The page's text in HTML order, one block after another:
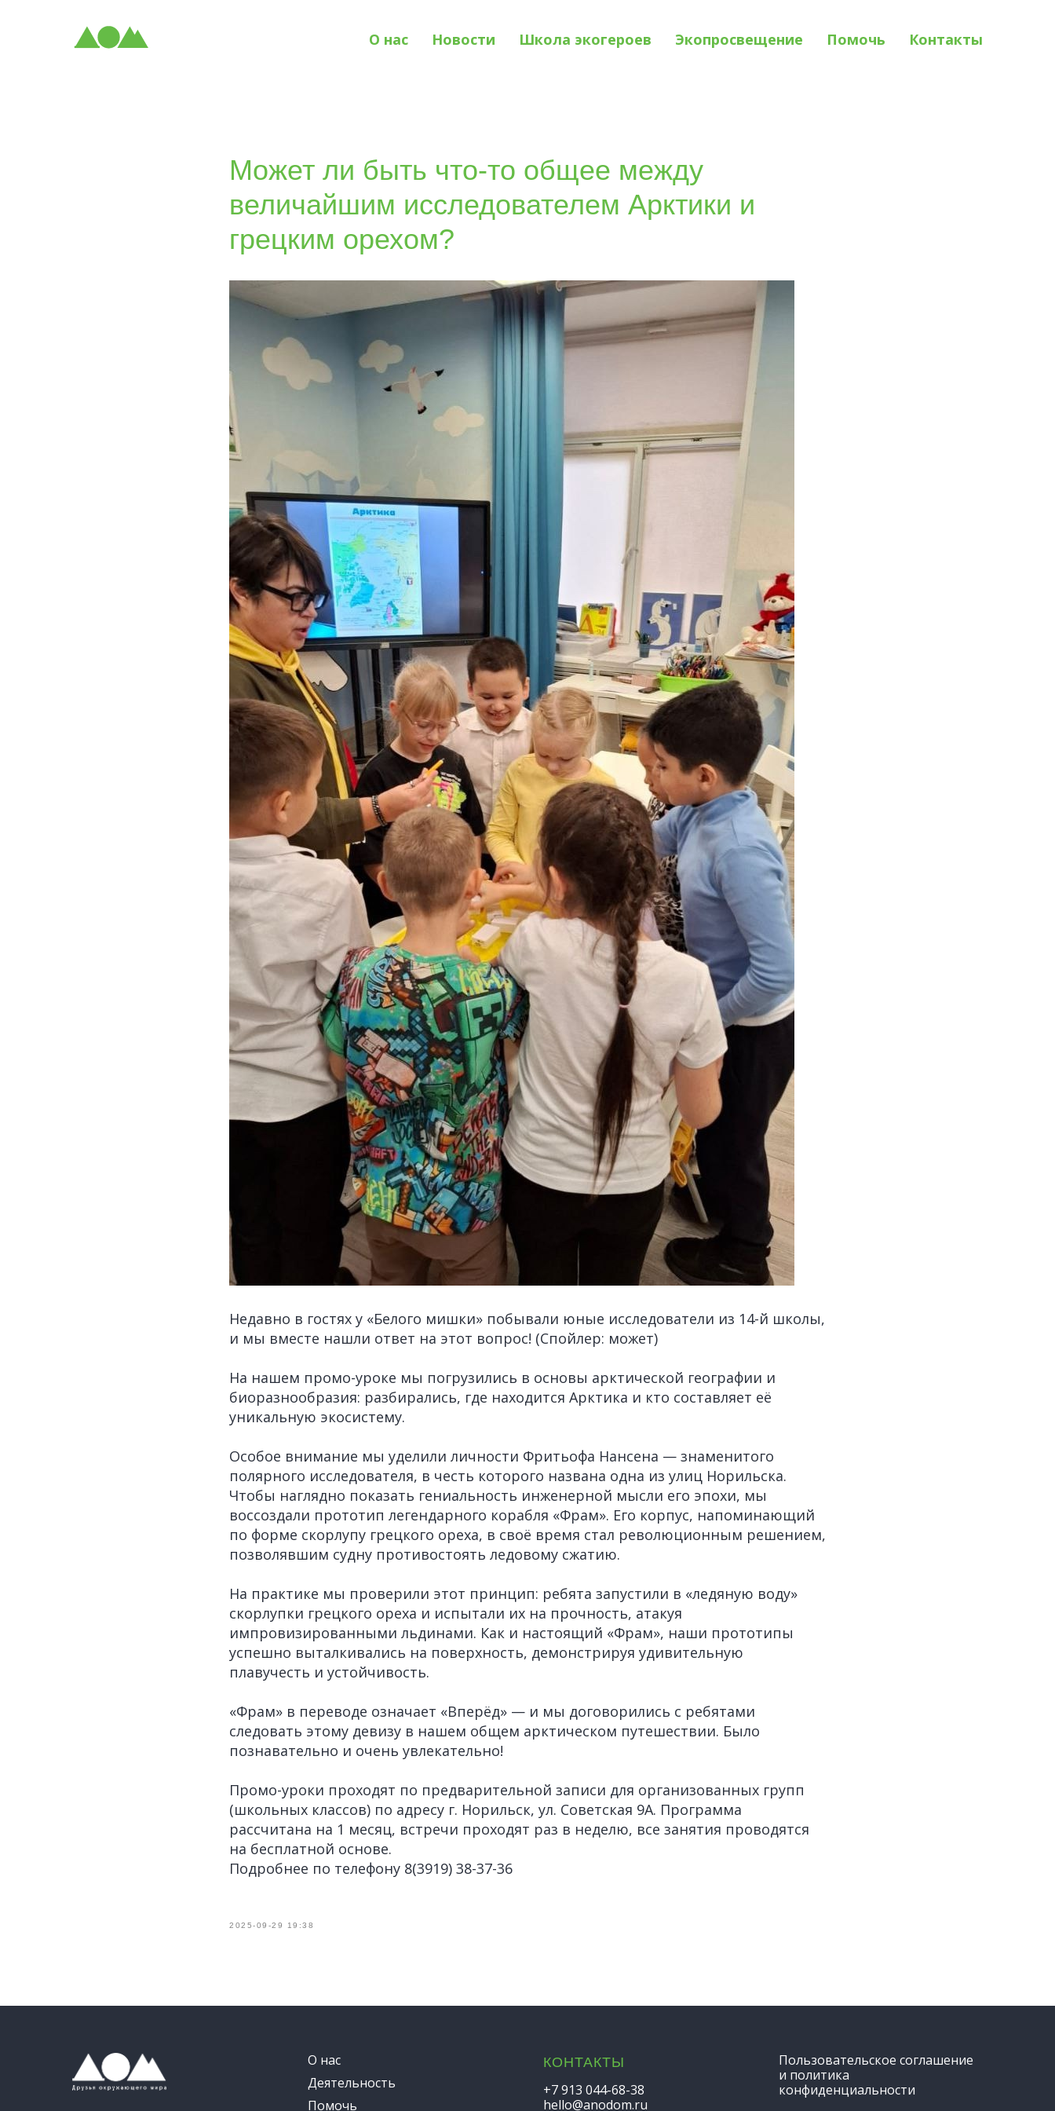
О нас Новости Школа экогероев Экопросвещение Помочь Контакты
Может ли быть что-то общее между
величайшим исследователем Арктики и
грецким орехом?
Недавно в гостях у «Белого мишки» побывали юные исследователи из 14-й школы,
и мы вместе нашли ответ на этот вопрос! (Спойлер: может)
На нашем промо-уроке мы погрузились в основы арктической географии и
биоразнообразия: разбирались, где находится Арктика и кто составляет её
уникальную экосистему.
Особое внимание мы уделили личности Фритьофа Нансена — знаменитого
полярного исследователя, в честь которого названа одна из улиц Норильска.
Чтобы наглядно показать гениальность инженерной мысли его эпохи, мы
воссоздали прототип легендарного корабля «Фрам». Его корпус, напоминающий
по форме скорлупу грецкого ореха, в своё время стал революционным решением,
позволявшим судну противостоять ледовому сжатию.
На практике мы проверили этот принцип: ребята запустили в «ледяную воду»
скорлупки грецкого ореха и испытали их на прочность, атакуя
импровизированными льдинами. Как и настоящий «Фрам», наши прототипы
успешно выталкивались на поверхность, демонстрируя удивительную
плавучесть и устойчивость.
«Фрам» в переводе означает «Вперёд» — и мы договорились с ребятами
следовать этому девизу в нашем общем арктическом путешествии. Было
познавательно и очень увлекательно!
Промо-уроки проходят по предварительной записи для организованных групп
(школьных классов) по адресу г. Норильск, ул. Советская 9А. Программа
рассчитана на 1 месяц, встречи проходят раз в неделю, все занятия проводятся
на бесплатной основе.
Подробнее по телефону 8(3919) 38-37-36
2025-09-29 19:38
О нас
Деятельность
Помочь
КОНТАКТЫ
+7 913 044-68-38
hello@anodom.ru
Пользовательское соглашение
и политика
конфиденциальности